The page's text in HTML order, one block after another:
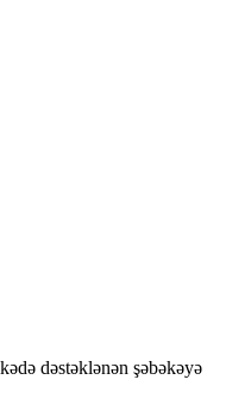
dəstəklənən şəbəkəyə